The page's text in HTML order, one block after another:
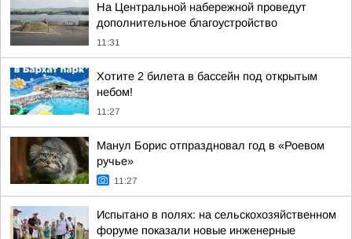
На Центральной набережной проведут
дополнительное благоустройство
11:31
Хотите 2 билета в бассейн под открытым
небом!
11:27
Манул Борис отпраздновал год в «Роевом
ручье»
11:27
Испытано в полях: на сельскохозяйственном
форуме показали новые инженерные